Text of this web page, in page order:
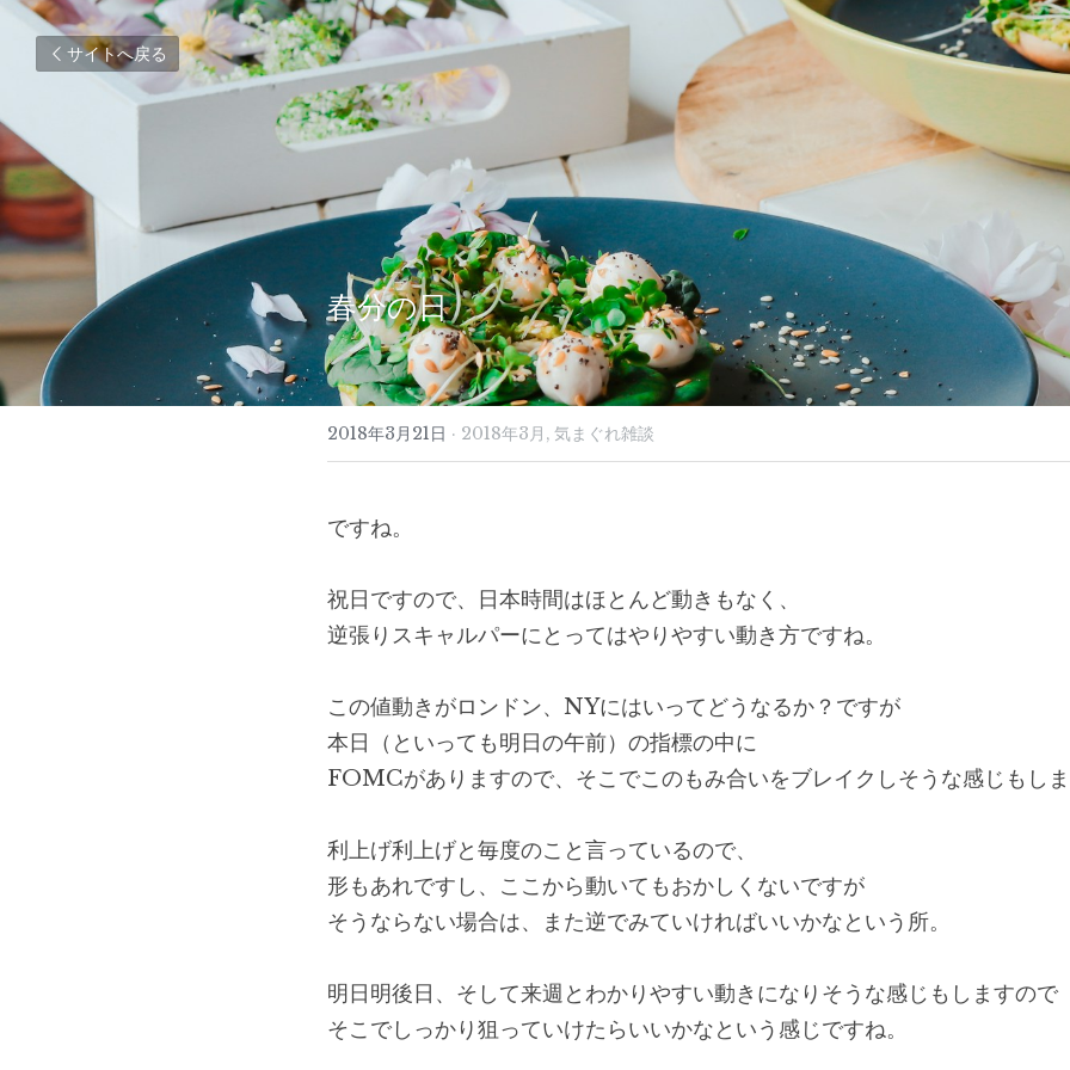
サイトへ戻る
春分の日
2018年3月21日 · 2018年3月, 気まぐれ雑談
ですね。
祝日ですので、日本時間はほとんど動きもなく、
逆張りスキャルパーにとってはやりやすい動き方ですね。
この値動きがロンドン、NYにはいってどうなるか？ですが
本日（といっても明日の午前）の指標の中に
FOMCがありますので、そこでこのもみ合いをブレイクしそうな感じもし
利上げ利上げと毎度のこと言っているので、
形もあれですし、ここから動いてもおかしくないですが
そうならない場合は、また逆でみていければいいかなという所。
明日明後日、そして来週とわかりやすい動きになりそうな感じもしますので
そこでしっかり狙っていけたらいいかなという感じですね。